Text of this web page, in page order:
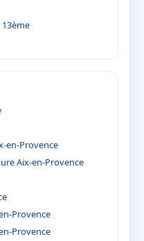
en-Provence
Aix-en-Provence
Provence
Provence